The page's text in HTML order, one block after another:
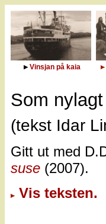
Vinsjan på kaia
Som
(tekst Idar
Gitt ut med
suse (2007).
Vis teksten.